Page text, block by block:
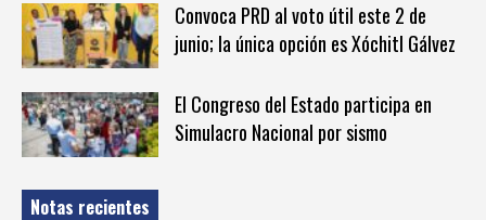
Convoca PRD al voto útil este 2 de
junio; la única opción es Xóchitl Gálvez
El Congreso del Estado participa en
Simulacro Nacional por sismo
Notas recientes